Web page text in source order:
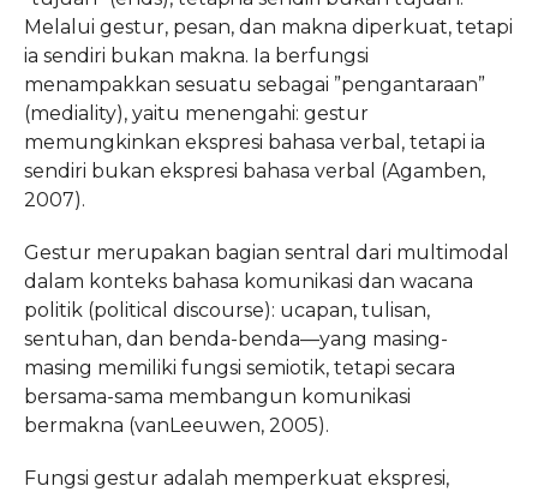
Melalui gestur, pesan, dan makna diperkuat, tetapi
ia sendiri bukan makna. Ia berfungsi
menampakkan sesuatu sebagai ”pengantaraan”
(mediality), yaitu menengahi: gestur
memungkinkan ekspresi bahasa verbal, tetapi ia
sendiri bukan ekspresi bahasa verbal (Agamben,
2007).
Gestur merupakan bagian sentral dari multimodal
dalam konteks bahasa komunikasi dan wacana
politik (political discourse): ucapan, tulisan,
sentuhan, dan benda-benda—yang masing-
masing memiliki fungsi semiotik, tetapi secara
bersama-sama membangun komunikasi
bermakna (vanLeeuwen, 2005).
Fungsi gestur adalah memperkuat ekspresi,